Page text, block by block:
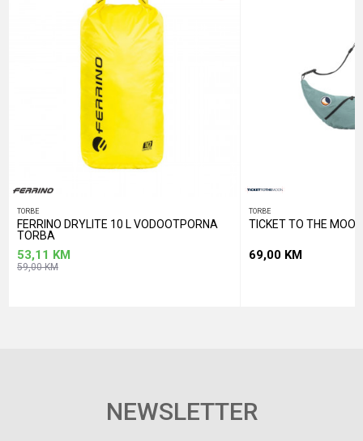
POŠALJI
TORBE
FERRINO DRYLITE 10 L VODOOTPORNA
TORBA
53,11 KM
59,00KM
TORBE
TICKET TO THE
69,00 KM
NEWSLETTER